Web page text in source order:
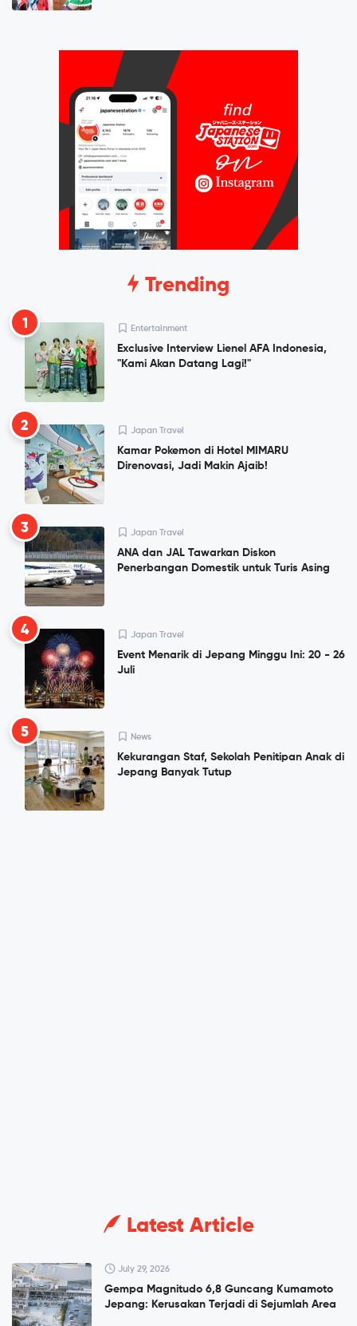
Trending
1 Entertainment
Exclusive Interview Lienel AFA Indonesia,
"Kami Akan Datang Lagi!"
2 Japan Travel
Kamar Pokemon di Hotel MIMARU
Direnovasi, Jadi Makin Ajaib!
3 Japan Travel
ANA dan JAL Tawarkan Diskon
Penerbangan Domestik untuk Turis Asing
4 Japan Travel
Event Menarik di Jepang Minggu Ini: 20 - 26
Juli
5 News
Kekurangan Staf, Sekolah Penitipan Anak di
Jepang Banyak Tutup
Latest Article
July 29, 2026
Gempa Magnitudo 6,8 Guncang Kumamoto
Jepang: Kerusakan Terjadi di Sejumlah Area